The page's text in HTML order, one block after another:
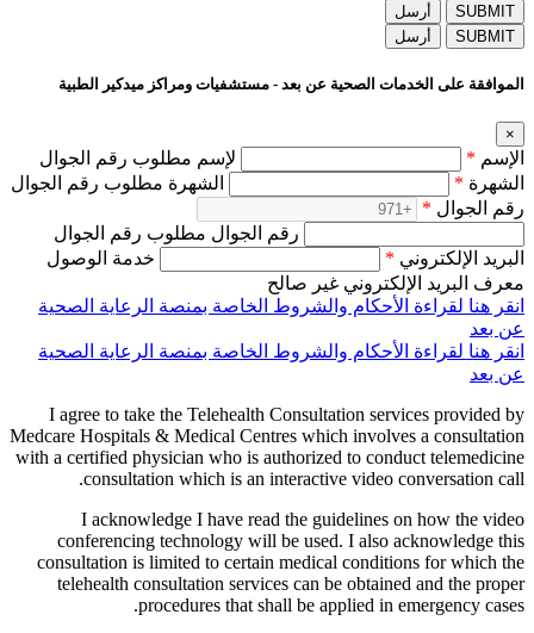
SUBMIT
أرسل
SUBMIT
أرسل
الموافقة على الخدمات الصحية عن بعد - مستشفيات ومراكز ميدكير الطبية
×
الإسم *
لإسم مطلوب رقم الجوال
الشهرة *
الشهرة مطلوب رقم الجوال
رقم الجوال *
رقم الجوال مطلوب رقم الجوال
البريد الإلكتروني *
خدمة الوصول
معرف البريد الإلكتروني غير صالح
انقر هنا لقراءة الأحكام والشروط الخاصة بمنصة الرعاية الصحية
عن بعد
انقر هنا لقراءة الأحكام والشروط الخاصة بمنصة الرعاية الصحية
عن بعد
I agree to take the Telehealth Consultation services provided by
Medcare Hospitals & Medical Centres which involves a consultation
with a certified physician who is authorized to conduct telemedicine
consultation which is an interactive video conversation call.
I acknowledge I have read the guidelines on how the video
conferencing technology will be used. I also acknowledge this
consultation is limited to certain medical conditions for which the
telehealth consultation services can be obtained and the proper
procedures that shall be applied in emergency cases.